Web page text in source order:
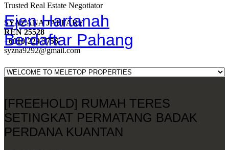
Ejen Hartanah
Berdaftar Pahang
Trusted Real Estate Negotiator
SYAZANA JAFFARY
REN 25528
+6010-229 3756
syzna9292@gmail.com
[FREEHOLD] RUMAH TERES
SETINGKAT PERMATANG BADAK
PERDANA KUANTAN